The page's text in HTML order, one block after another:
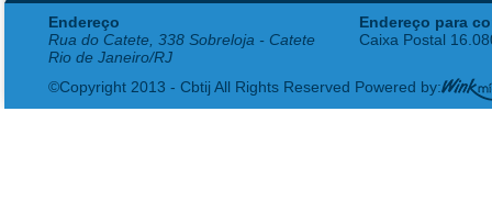
Endereço
Rua do Catete, 338 Sobreloja - Catete
Rio de Janeiro/RJ
Endereço para
Caixa Postal
©Copyright 2013 - Cbtij All Rights Reserved Powered by: